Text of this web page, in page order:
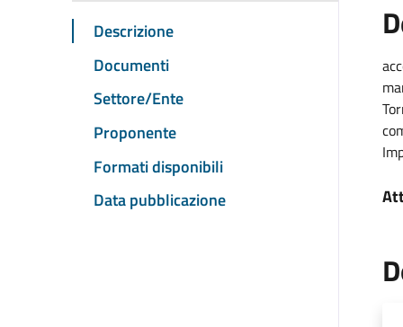
Descrizione
Documenti
Settore/Ente
Proponente
Formati disponibili
Data pubblicazione